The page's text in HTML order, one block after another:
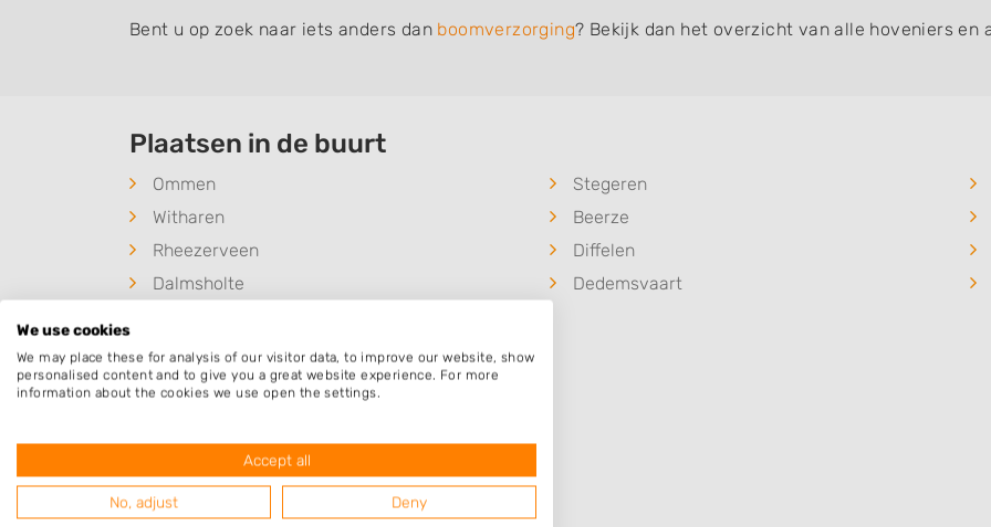
Bent u op zoek naar iets anders dan boomverzorging? Bekijk dan het overzicht van alle hoveniers en
Plaatsen in de buurt
Ommen Stegeren
Witharen
Beerze
Rheezerveen
Diffelen
Dalmsholte
Dedemsvaart
Populaire hoveniers
Huiskes Hovenier
Varsenerweg 14
We use cookies
We may place these for analysis of our visitor data, to improve our website, show
personalised content and to give you a great website experience. For more
information about the cookies we use open the settings.
Accept all
No, adjust Deny